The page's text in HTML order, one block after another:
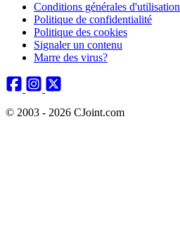
Conditions générales d'utilisation
Politique de confidentialité
Politique des cookies
Signaler un contenu
Marre des virus?
© 2003 - 2026 CJoint.com